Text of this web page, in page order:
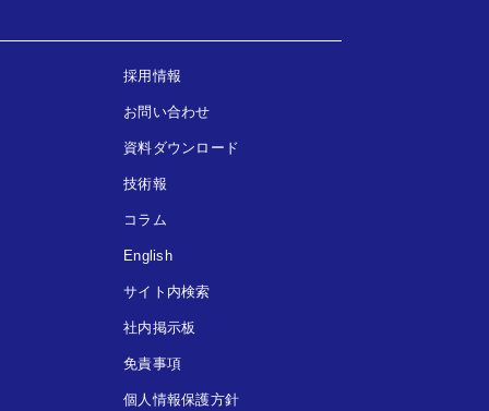
採用情報
お問い合わせ
資料ダウンロード
技術報
コラム
English
サイト内検索
社内掲示板
免責事項
個人情報保護方針